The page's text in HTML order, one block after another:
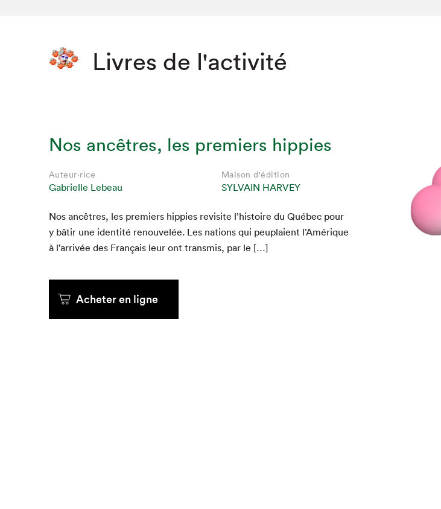
Que cherchez-vous?
Livres de l'activité
Nos ancêtres, les premiers hippies
Auteur·rice
Gabrielle Lebeau
Maison d'édition
SYLVAIN HARVEY
Nos ancêtres, les pre­miers hip­pies revis­ite l’his­toire du Québec pour
y bâtir une iden­tité renou­velée. Les nations qui peu­plaient l’Amérique
à l’ar­rivée des Français leur ont trans­mis, par le […]
Acheter en ligne